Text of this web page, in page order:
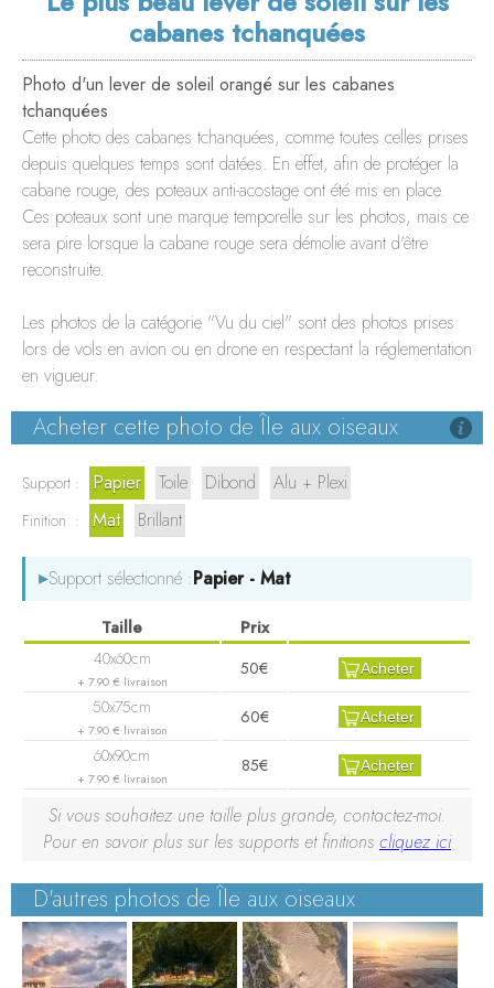
cabanes tchanquées
Photo d'un lever de soleil orangé sur les cabanes
tchanquées
Cette photo des cabanes tchanquées, comme toutes celles prises
depuis quelques temps sont datées. En effet, afin de protéger la
cabane rouge, des poteaux anti-acostage ont été mis en place.
Ces poteaux sont une marque temporelle sur les photos, mais ce
sera pire lorsque la cabane rouge sera démolie avant d'être
reconstruite.
Les photos de la catégorie "Vu du ciel" sont des photos prises
lors de vols en avion ou en drone en respectant la réglementation
en vigueur.
Acheter cette photo de Île aux oiseaux
Support : Papier Toile Dibond Alu + Plexi
Finition : Mat Brillant
▸Support sélectionné :Papier - Mat
+ 7.90 € livraison
50€ Acheter
+ 7.90 € livraison
60€ Acheter
+ 7.90 € livraison
85€ Acheter
Si vous souhaitez une taille plus grande, contactez-moi.
Pour en savoir plus sur les supports et finitions cliquez ici
D'autres photos de Île aux oiseaux